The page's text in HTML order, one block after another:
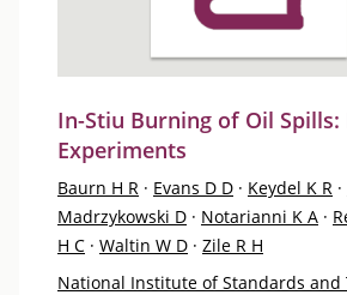
In-Stiu Burning of Oil Spills:
Experiments
Baurn H R · Evans D D · Keydel K R ·
Madrzykowski D · Notarianni K A ·
H C · Waltin W D · Zile R H
National Institute of Standards and